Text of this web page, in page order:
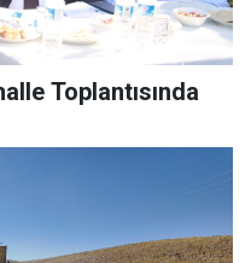
Toplantısında